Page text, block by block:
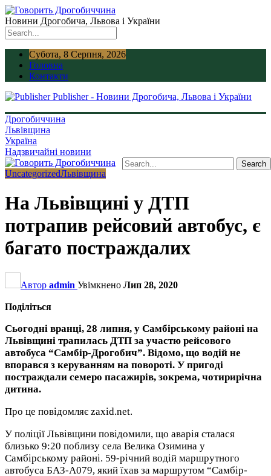
Новини Дрогобича, Львова і України
Субота, 8 Серпня, 2026
Головна
Контакти
Publisher - Новини Дрогобича, Львова і України
Дрогобиччина
Львівщина
Україна
Надзвичайні новини
UncategorizedЛьвівщина
На Львівщині у ДТП
потрапив рейсовий автобус, є
багато постраждалих
Автор admin Увімкнено Лип 28, 2020
Поділіться
Сьогодні вранці, 28 липня, у Самбірському районі на
Львівщині трапилась ДТП за участю рейсового
автобуса “Самбір-Дрогобич”. Відомо, що водій не
впорався з керуванням на повороті. У пригоді
постраждали семеро пасажирів, зокрема, чотирирічна
дитина.
Про це повідомляє zaxid.net.
У поліції Львівщини повідомили, що аварія сталася
близько 9:20 поблизу села Велика Озимина у
Самбірському районі. 59-річний водій маршрутного
автобуса БАЗ-А079, який їхав за маршрутом “Самбір-